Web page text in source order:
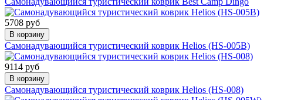
5708 руб
В корзину
Самонадувающийся туристический коврик Helios (HS-005В)
9114 руб
В корзину
Самонадувающийся туристический коврик Helios (HS-008)